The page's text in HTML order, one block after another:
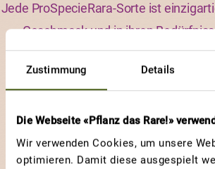
Zustimmung Details
Die Webseite «Pflanz das Rare!»
Wir verwenden Cookies, um unsere
optimieren. Damit diese ausgespielt
Jede ProSpecieRara-Sorte ist
Geschmack und in ihren
welchen Sorten und an welchen
Gärtnerinnen und Gärtner besonders
la tomate pêche,